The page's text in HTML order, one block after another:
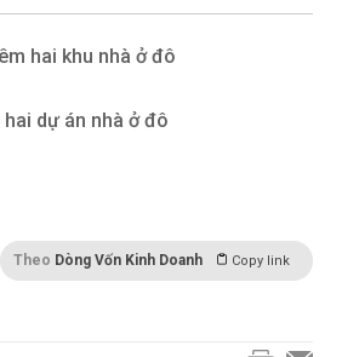
hai khu nhà ở đô
dự án nhà ở đô
Theo Dòng Vốn Kinh Doanh Copy link